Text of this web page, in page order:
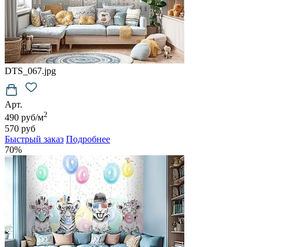
DTS_067.jpg
Арт.
490 руб/м2
570 руб
Быстрый заказ Подробнее
70%